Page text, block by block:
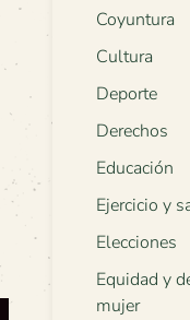
Coyuntura
Cultura
Deporte
Derechos
Educación
Ejercicio y
Elecciones
Equidad y
mujer